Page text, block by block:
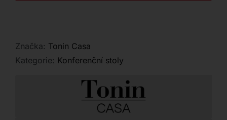
Značka: Tonin Casa
Kategorie: Konferenční stoly